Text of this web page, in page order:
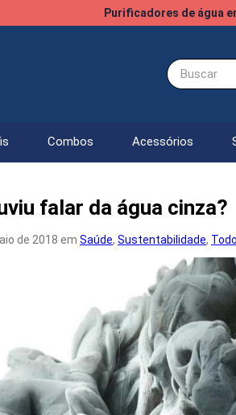
Purificadores de água
Buscar
Combos Acessórios
falar da água cinza?
de 2018 em Saúde, Sustentabilidade,